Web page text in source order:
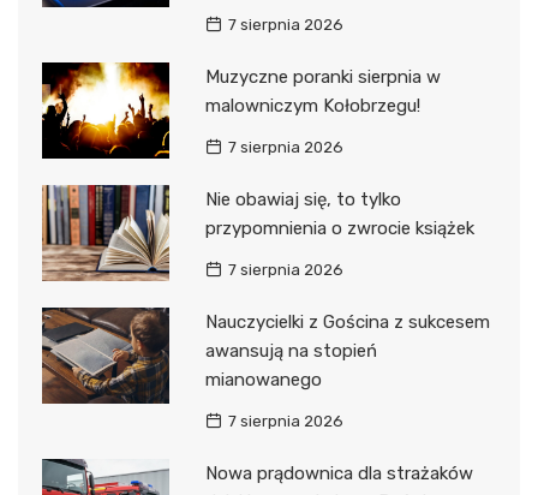
7 sierpnia 2026
Muzyczne poranki sierpnia w
malowniczym Kołobrzegu!
7 sierpnia 2026
Nie obawiaj się, to tylko
przypomnienia o zwrocie książek
7 sierpnia 2026
Nauczycielki z Gościna z sukcesem
awansują na stopień
mianowanego
7 sierpnia 2026
Nowa prądownica dla strażaków